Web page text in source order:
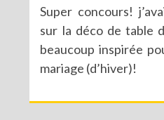
Super concours!
sur la déco de table
beaucoup inspirée
mariage (d’hiver)!